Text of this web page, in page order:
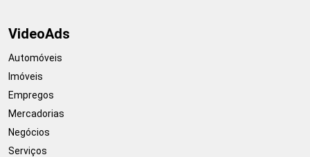
VideoAds
Automóveis
Imóveis
Empregos
Mercadorias
Negócios
Serviços